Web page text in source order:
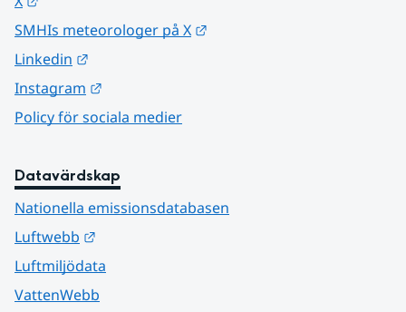
SMHIs meteorologer på X
Linkedin
Instagram
Policy för sociala medier
Datavärdskap
Nationella emissionsdatabasen
Luftwebb
Luftmiljödata
VattenWebb